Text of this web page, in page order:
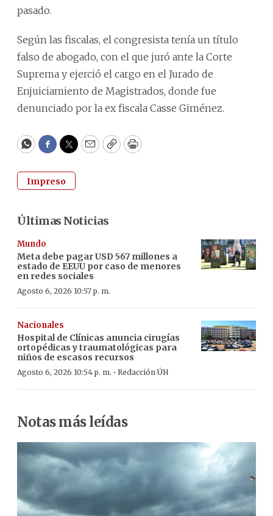
pasado.
Según las fiscalas, el congresista tenía un título
falso de abogado, con el que juró ante la Corte
Suprema y ejerció el cargo en el Jurado de
Enjuiciamiento de Magistrados, donde fue
denunciado por la ex fiscala Casse Giménez.
WhatsApp
Facebook
Twitter
EmailCopyPrint
Impreso
Últimas Noticias
Mundo
Meta debe pagar USD 567 millones a
estado de EEUU por caso de menores
en redes sociales
Agosto 6, 2026 10:57 p. m.
Nacionales
Hospital de Clínicas anuncia cirugías
ortopédicas y traumatológicas para
niños de escasos recursos
Agosto 6, 2026 10:54 p. m. · Redacción ÚH
Notas más leídas